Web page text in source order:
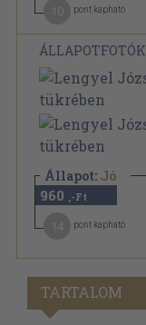
pont kapható
ÁLLAPOTFOTÓK
Állapot: Jó
960 ,-Ft
pont kapható
TARTALOM